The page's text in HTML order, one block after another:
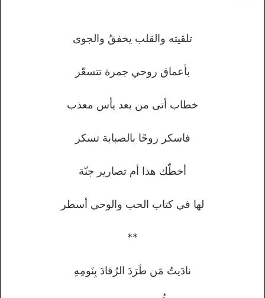
تلقيته والقلب يخفقُ والجوى
بأعماق روحي جمرة تتسعّر
خطاب أتى من بعد يأس معذب
فاسكر روحًا بالصبابة تسكر
أخطّك هذا أم تصارير جنّة
لها في كتاب الحب والوحي أسطر
**
نادَيتُ مَن طَرَدَ الرُقادَ بِنَومِهِ